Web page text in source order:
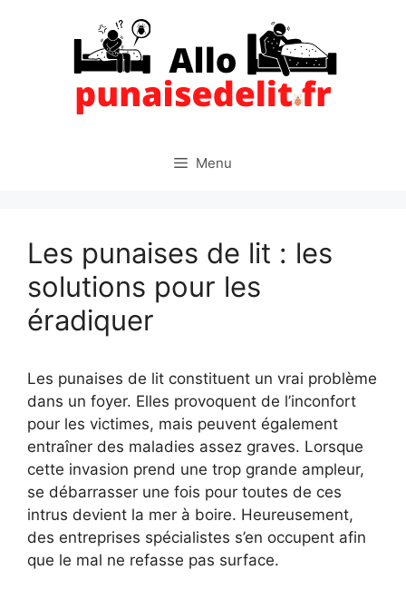
Menu
Les punaises de lit : les
solutions pour les
éradiquer
Les punaises de lit constituent un vrai problème
dans un foyer. Elles provoquent de l’inconfort
pour les victimes, mais peuvent également
entraîner des maladies assez graves. Lorsque
cette invasion prend une trop grande ampleur,
se débarrasser une fois pour toutes de ces
intrus devient la mer à boire. Heureusement,
des entreprises spécialistes s’en occupent afin
que le mal ne refasse pas surface.